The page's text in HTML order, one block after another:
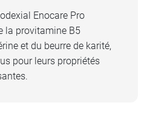
Enocare Pro
la provitamine B5
et du beurre de karité,
pour leurs propriétés